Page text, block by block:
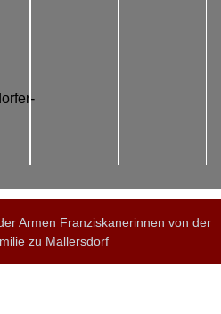
Armen Franziskanerinnen von der
zu Mallersdorf